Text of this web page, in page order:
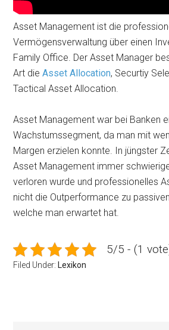
Asset Management ist die
Vermögensverwaltung über einen
Family Office. Der Asset Manager
Art die Asset Allocation, Securtiy
Tactical Asset Allocation.
Asset Management war bei Banken
Wachstumssegment, da man mit
Margen erzielen konnte. In jüngster
Asset Management immer
verloren wurde und professionelles
nicht die Outperformance zu
welche man erwartet hat.
5/5 - (1
Filed Under: Lexikon